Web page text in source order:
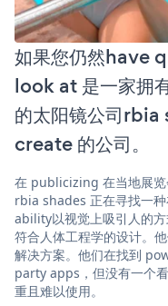
如果您仍然have
look at 是一家拥
的太阳镜公司
create 的公司。
在 publicizing 在当地展览
rbia shades 正在寻找一
ability以视觉上吸引人的
符合人体工程学的设计。
解决方案。他们在找到
party apps，但没有一个
重且难以使用。